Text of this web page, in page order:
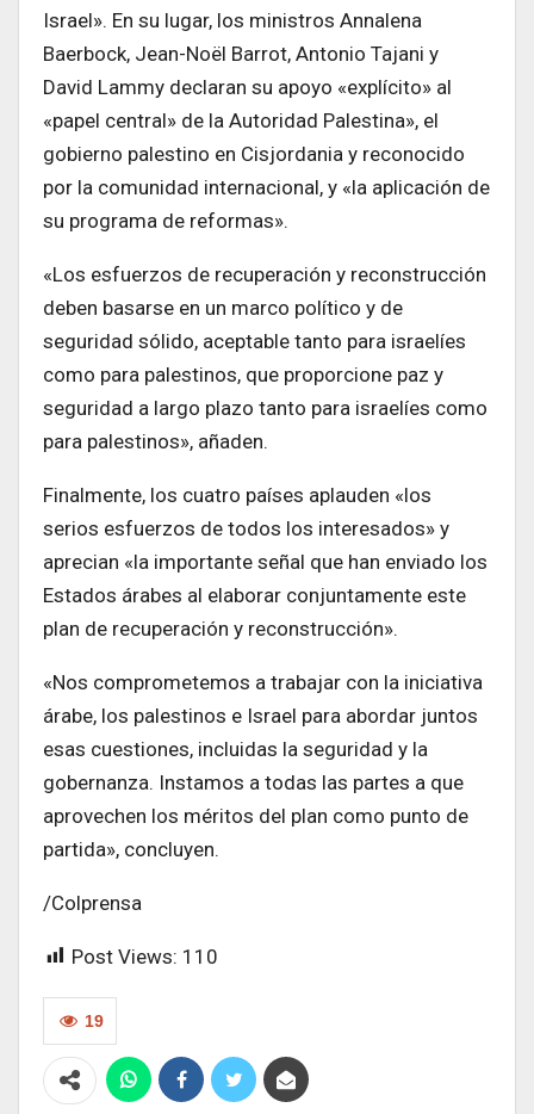
Israel». En su lugar, los ministros Annalena
Baerbock, Jean-Noël Barrot, Antonio Tajani y
David Lammy declaran su apoyo «explícito» al
«papel central» de la Autoridad Palestina», el
gobierno palestino en Cisjordania y reconocido
por la comunidad internacional, y «la aplicación de
su programa de reformas».
«Los esfuerzos de recuperación y reconstrucción
deben basarse en un marco político y de
seguridad sólido, aceptable tanto para israelíes
como para palestinos, que proporcione paz y
seguridad a largo plazo tanto para israelíes como
para palestinos», añaden.
Finalmente, los cuatro países aplauden «los
serios esfuerzos de todos los interesados» y
aprecian «la importante señal que han enviado los
Estados árabes al elaborar conjuntamente este
plan de recuperación y reconstrucción».
«Nos comprometemos a trabajar con la iniciativa
árabe, los palestinos e Israel para abordar juntos
esas cuestiones, incluidas la seguridad y la
gobernanza. Instamos a todas las partes a que
aprovechen los méritos del plan como punto de
partida», concluyen.
/Colprensa
Post Views: 110
19